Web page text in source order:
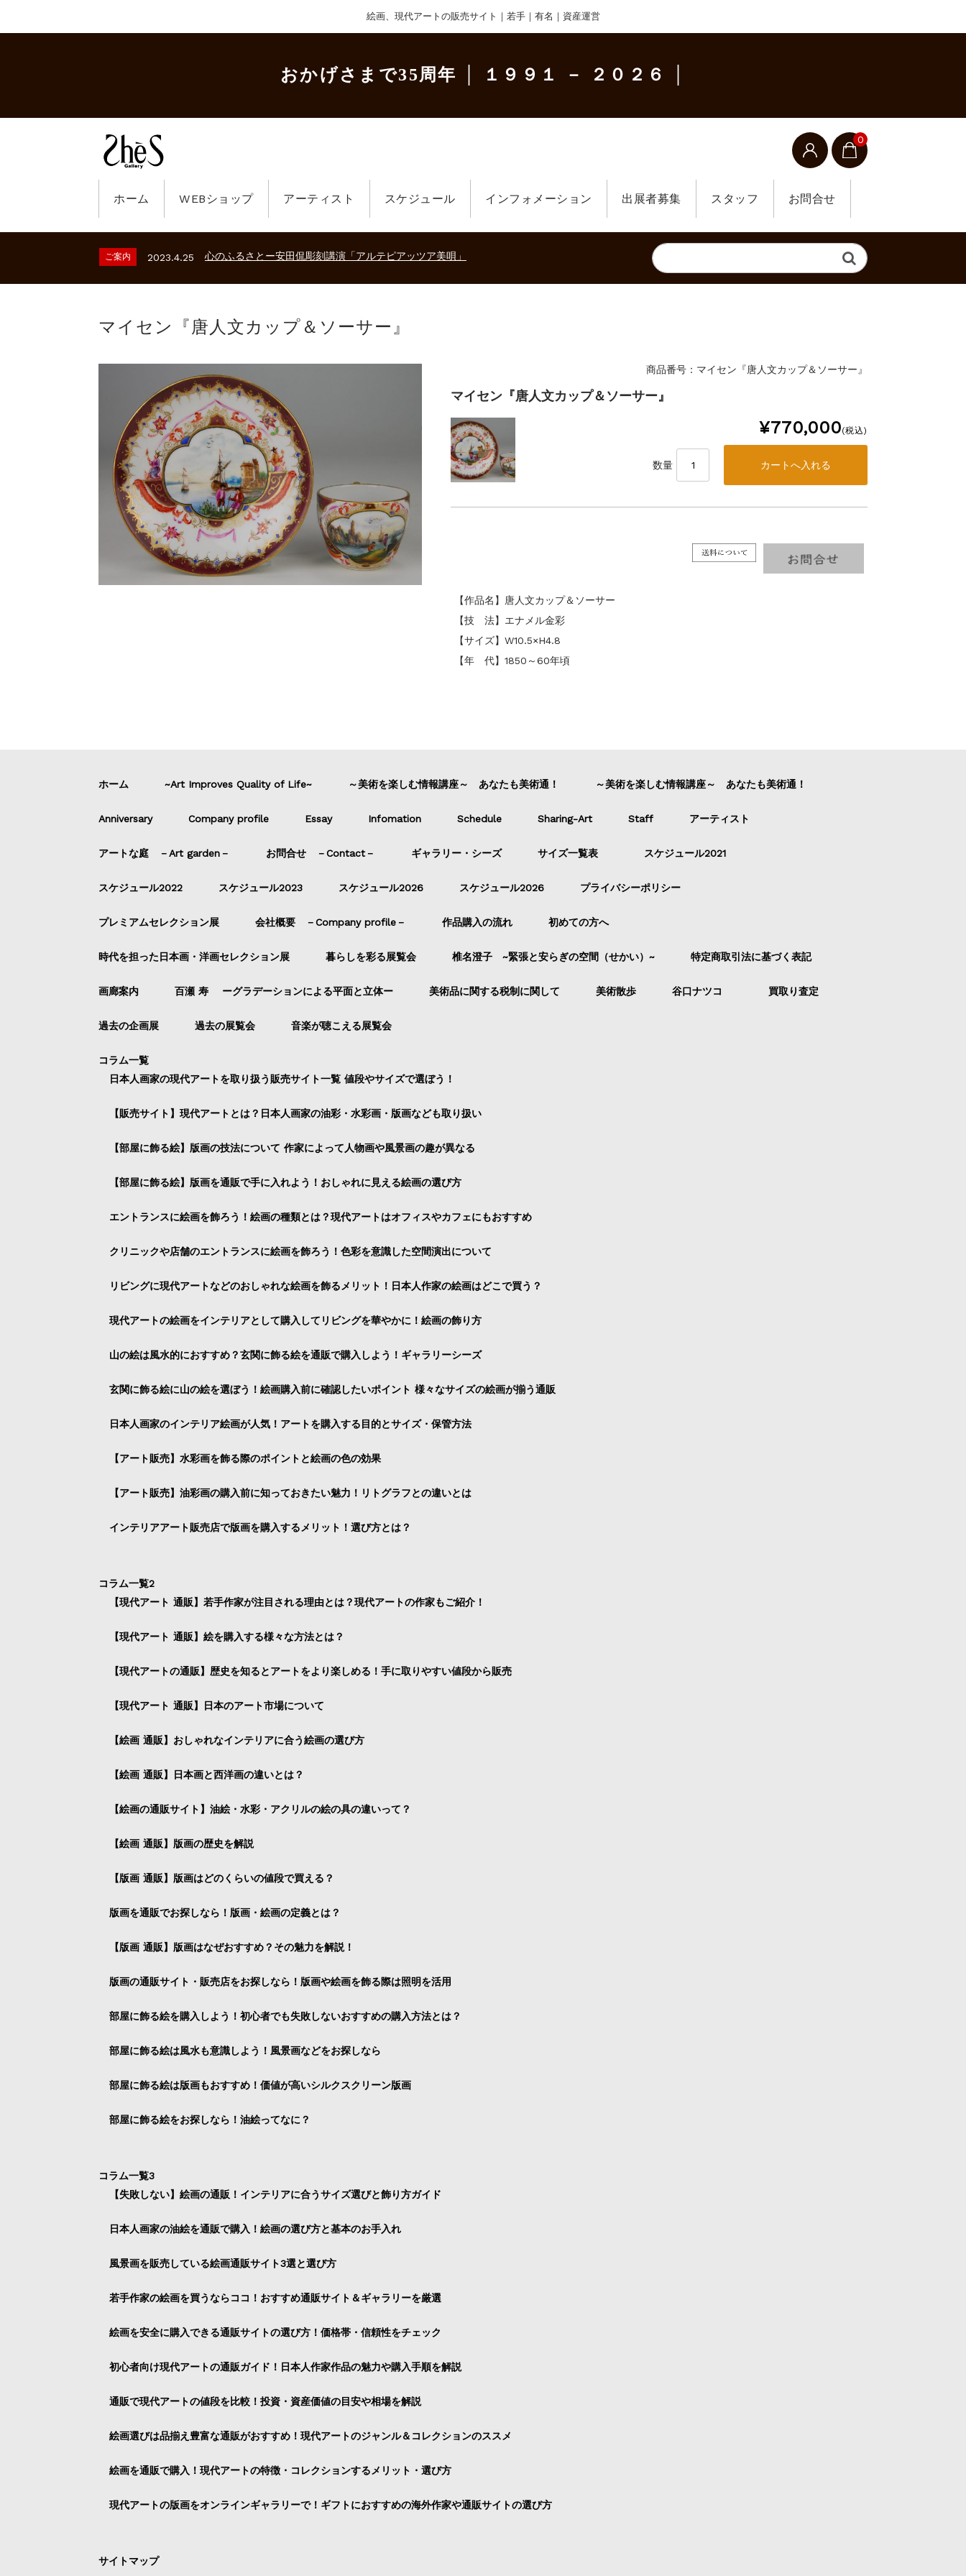
絵画、現代アートの販売サイト｜若手｜有名｜資産運営
おかげさまで35周年 │ １９９１ － ２０２６ │
0
ホーム WEBショップ アーティスト スケジュール インフォメーション 出展者募集 スタッフ お問合せ
ご案内 2023.2.25 ギャラリーシーズ「秋の美術散歩 京都・大阪 ～二都物語～」
2026.2.17 砂澤ビッキ展 －砂澤ビッキの生きた時代－
ご案内 2023.2.25 ギャラリーシーズ「秋の美術散歩 京都・大阪 ～二都物語～」
2023.2.25
マイセン『唐人文カップ＆ソーサー』
商品番号：マイセン『唐人文カップ＆ソーサー』
マイセン『唐人文カップ＆ソーサー』
¥770,000(税込)
数量
【作品名】唐人文カップ＆ソーサー
【技 法】エナメル金彩
【サイズ】W10.5×H4.8
【年 代】1850～60年頃
ホーム ~Art Improves Quality of Life~ ～美術を楽しむ情報講座～ あなたも美術通！ ～美術を楽しむ情報講座～ あなたも美術通！
Anniversary Company profile Essay Infomation Schedule Sharing-Art Staff アーティスト
アートな庭 －Art garden－ お問合せ －Contact－ ギャラリー・シーズ サイズ一覧表 スケジュール2021
スケジュール2022 スケジュール2023 スケジュール2026 スケジュール2026 プライバシーポリシー
プレミアムセレクション展 会社概要 －Company profile－ 作品購入の流れ 初めての方へ
時代を担った日本画・洋画セレクション展 暮らしを彩る展覧会 椎名澄子 ~緊張と安らぎの空間（せかい）~ 特定商取引法に基づく表記
画廊案内 百瀬 寿 ーグラデーションによる平面と立体ー 美術品に関する税制に関して 美術散歩 谷口ナツコ 買取り査定
過去の企画展 過去の展覧会 音楽が聴こえる展覧会
コラム一覧
日本人画家の現代アートを取り扱う販売サイト一覧 値段やサイズで選ぼう！
【販売サイト】現代アートとは？日本人画家の油彩・水彩画・版画なども取り扱い
【部屋に飾る絵】版画の技法について 作家によって人物画や風景画の趣が異なる
【部屋に飾る絵】版画を通販で手に入れよう！おしゃれに見える絵画の選び方
エントランスに絵画を飾ろう！絵画の種類とは？現代アートはオフィスやカフェにもおすすめ
クリニックや店舗のエントランスに絵画を飾ろう！色彩を意識した空間演出について
リビングに現代アートなどのおしゃれな絵画を飾るメリット！日本人作家の絵画はどこで買う？
現代アートの絵画をインテリアとして購入してリビングを華やかに！絵画の飾り方
山の絵は風水的におすすめ？玄関に飾る絵を通販で購入しよう！ギャラリーシーズ
玄関に飾る絵に山の絵を選ぼう！絵画購入前に確認したいポイント 様々なサイズの絵画が揃う通販
日本人画家のインテリア絵画が人気！アートを購入する目的とサイズ・保管方法
【アート販売】水彩画を飾る際のポイントと絵画の色の効果
【アート販売】油彩画の購入前に知っておきたい魅力！リトグラフとの違いとは
インテリアアート販売店で版画を購入するメリット！選び方とは？
コラム一覧2
【現代アート 通販】若手作家が注目される理由とは？現代アートの作家もご紹介！
【現代アート 通販】絵を購入する様々な方法とは？
【現代アートの通販】歴史を知るとアートをより楽しめる！手に取りやすい値段から販売
【現代アート 通販】日本のアート市場について
【絵画 通販】おしゃれなインテリアに合う絵画の選び方
【絵画 通販】日本画と西洋画の違いとは？
【絵画の通販サイト】油絵・水彩・アクリルの絵の具の違いって？
【絵画 通販】版画の歴史を解説
【版画 通販】版画はどのくらいの値段で買える？
版画を通販でお探しなら！版画・絵画の定義とは？
【版画 通販】版画はなぜおすすめ？その魅力を解説！
版画の通販サイト・販売店をお探しなら！版画や絵画を飾る際は照明を活用
部屋に飾る絵を購入しよう！初心者でも失敗しないおすすめの購入方法とは？
部屋に飾る絵は風水も意識しよう！風景画などをお探しなら
部屋に飾る絵は版画もおすすめ！価値が高いシルクスクリーン版画
部屋に飾る絵をお探しなら！油絵ってなに？
コラム一覧3
【失敗しない】絵画の通販！インテリアに合うサイズ選びと飾り方ガイド
日本人画家の油絵を通販で購入！絵画の選び方と基本のお手入れ
風景画を販売している絵画通販サイト3選と選び方
若手作家の絵画を買うならココ！おすすめ通販サイト＆ギャラリーを厳選
絵画を安全に購入できる通販サイトの選び方！価格帯・信頼性をチェック
初心者向け現代アートの通販ガイド！日本人作家作品の魅力や購入手順を解説
通販で現代アートの値段を比較！投資・資産価値の目安や相場を解説
絵画選びは品揃え豊富な通販がおすすめ！現代アートのジャンル＆コレクションのススメ
絵画を通販で購入！現代アートの特徴・コレクションするメリット・選び方
現代アートの版画をオンラインギャラリーで！ギフトにおすすめの海外作家や通販サイトの選び方
サイトマップ